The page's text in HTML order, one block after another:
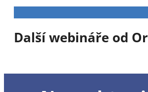
Další webináře od
1CE